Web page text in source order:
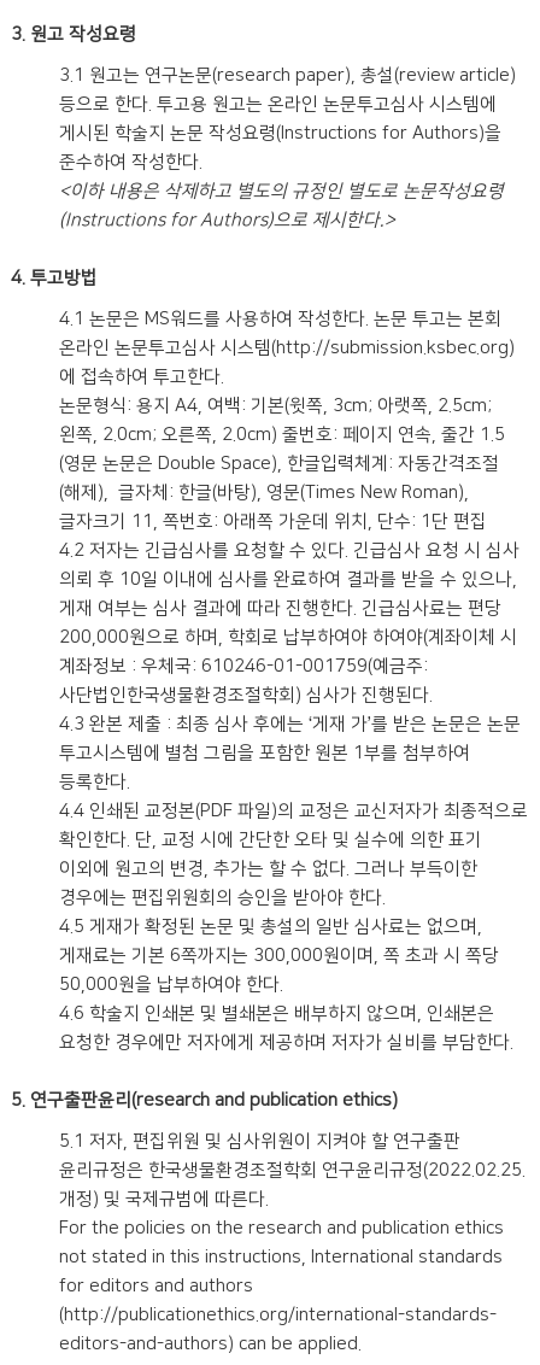
3. 원고 작성요령
3.1 원고는 연구논문(research paper), 총설(review article)
등으로 한다. 투고용 원고는 온라인 논문투고심사 시스템에
게시된 학술지 논문 작성요령(Instructions for Authors)을
준수하여 작성한다.
<이하 내용은 삭제하고 별도의 규정인 별도로 논문작성요령
(Instructions for Authors)으로 제시한다.>
4. 투고방법
4.1 논문은 MS워드를 사용하여 작성한다. 논문 투고는 본회
온라인 논문투고심사 시스템(http://submission.ksbec.org)
에 접속하여 투고한다.
논문형식: 용지 A4, 여백: 기본(윗쪽, 3cm; 아랫쪽, 2.5cm;
왼쪽, 2.0cm; 오른쪽, 2.0cm) 줄번호: 페이지 연속, 줄간 1.5
(영문 논문은 Double Space), 한글입력체계: 자동간격조절
(해제), 글자체: 한글(바탕), 영문(Times New Roman),
글자크기 11, 쪽번호: 아래쪽 가운데 위치, 단수: 1단 편집
4.2 저자는 긴급심사를 요청할 수 있다. 긴급심사 요청 시 심사
의뢰 후 10일 이내에 심사를 완료하여 결과를 받을 수 있으나,
게재 여부는 심사 결과에 따라 진행한다. 긴급심사료는 편당
200,000원으로 하며, 학회로 납부하여야 하여야(계좌이체 시
계좌정보 : 우체국: 610246-01-001759(예금주:
사단법인한국생물환경조절학회) 심사가 진행된다.
4.3 완본 제출 : 최종 심사 후에는 ‘게재 가’를 받은 논문은 논문
투고시스템에 별첨 그림을 포함한 원본 1부를 첨부하여
등록한다.
4.4 인쇄된 교정본(PDF 파일)의 교정은 교신저자가 최종적으로
확인한다. 단, 교정 시에 간단한 오타 및 실수에 의한 표기
이외에 원고의 변경, 추가는 할 수 없다. 그러나 부득이한
경우에는 편집위원회의 승인을 받아야 한다.
4.5 게재가 확정된 논문 및 총설의 일반 심사료는 없으며,
게재료는 기본 6쪽까지는 300,000원이며, 쪽 초과 시 쪽당
50,000원을 납부하여야 한다.
4.6 학술지 인쇄본 및 별쇄본은 배부하지 않으며, 인쇄본은
요청한 경우에만 저자에게 제공하며 저자가 실비를 부담한다.
5. 연구출판윤리(research and publication ethics)
5.1 저자, 편집위원 및 심사위원이 지켜야 할 연구출판
윤리규정은 한국생물환경조절학회 연구윤리규정(2022.02.25.
개정) 및 국제규범에 따른다.
For the policies on the research and publication ethics
not stated in this instructions, International standards
for editors and authors
(http://publicationethics.org/international-standards-
editors-and-authors) can be applied.